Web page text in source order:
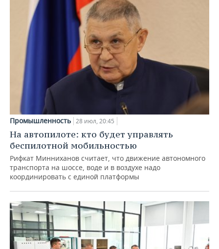
Промышленность 28 июл, 20:45
На автопилоте: кто будет управлять
беспилотной мобильностью
Рифкат Минниханов считает, что движение автономного
транспорта на шоссе, воде и в воздухе надо
координировать с единой платформы